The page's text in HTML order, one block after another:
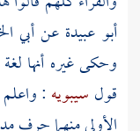
أبو عبيدة عنأبي
وحكى غيره أنها لغة
قول سيبويه :